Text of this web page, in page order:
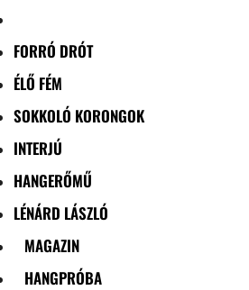
FORRÓ DRÓT
ÉLŐ FÉM
SOKKOLÓ KORONGOK
INTERJÚ
HANGERŐMŰ
LÉNÁRD LÁSZLÓ
MAGAZIN
HANGPRÓBA